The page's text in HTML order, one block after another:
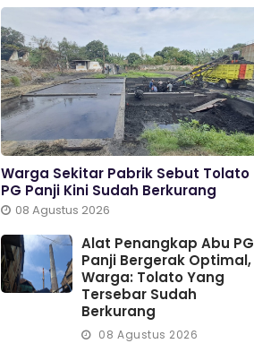
Warga Sekitar Pabrik Sebut Tolato
PG Panji Kini Sudah Berkurang
08 Agustus 2026
Alat Penangkap Abu PG
Panji Bergerak Optimal,
Warga: Tolato Yang
Tersebar Sudah
Berkurang
08 Agustus 2026